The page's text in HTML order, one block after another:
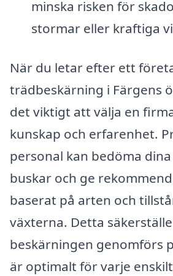
minska risken för
stormar eller kraftiga
När du letar efter ett
trädbeskärning i Färgens
det viktigt att välja en
kunskap och erfarenhet.
personal kan bedöma
buskar och ge
baserat på arten och
växterna. Detta
beskärningen genomförs
är optimalt för varje